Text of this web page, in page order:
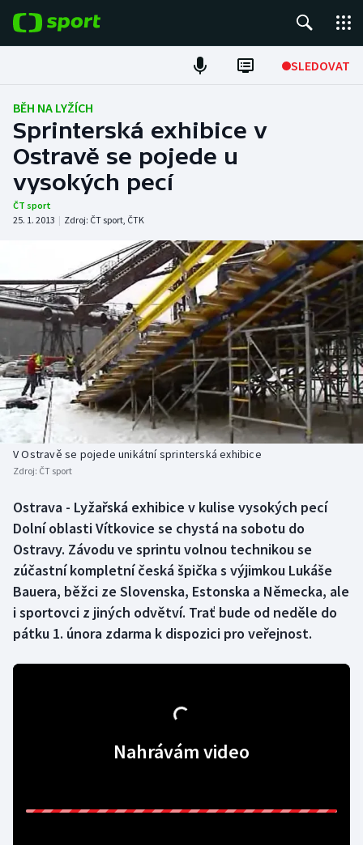
SLEDOVAT
ME v atletice
ME v plavání
Fotbal
Hokej
DALŠÍ SPORTY
Americký fotbal
Atletika
Baseball a softbal
Basketbal
Boby a skeleton
Box
Curling
NEPŘEHLÉDNĚTE
Soutěže
Historické návraty
Aplikace ČT sport
BĚH NA LYŽÍCH
Sprinterská exhibice v
Ostravě se pojede u
vysokých pecí
ČT sport
25. 1. 2013 | Zdroj: ČT sport, ČTK
V Ostravě se pojede unikátní sprinterská exhibice
Zdroj: ČT sport
Ostrava - Lyžařská exhibice v kulise vysokých pecí
Dolní oblasti Vítkovice se chystá na sobotu do
Ostravy. Závodu ve sprintu volnou technikou se
zúčastní kompletní česká špička s výjimkou Lukáše
Bauera, běžci ze Slovenska, Estonska a Německa, ale
i sportovci z jiných odvětví. Trať bude od neděle do
pátku 1. února zdarma k dispozici pro veřejnost.
Nahrávám video